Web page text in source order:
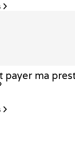
payer ma